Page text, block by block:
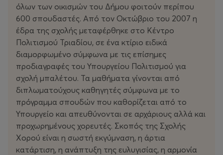
όλων των οικισμών του Δήμου φοιτούν περίπου
600 σπουδαστές. Από τον Οκτώβριο του 2007 η
έδρα της σχολής μεταφέρθηκε στο Κέντρο
Πολιτισμού Τριαδίου, σε ένα κτίριο ειδικά
διαμορφωμένο σύμφωνα με τις επίσημες
προδιαγραφές του Υπουργείου Πολιτισμού για
σχολή μπαλέτου. Τα μαθήματα γίνονται από
διπλωματούχους καθηγητές σύμφωνα με το
πρόγραμμα σπουδών που καθορίζεται από το
Υπουργείο και απευθύνονται σε αρχάριους αλλά και
προχωρημένους χορευτές. Σκοπός της Σχολής
Χορού είναι η σωστή εκγύμναση, η άρτια
κατάρτιση, η ανάπτυξη της ευλυγισίας, η αρμονία